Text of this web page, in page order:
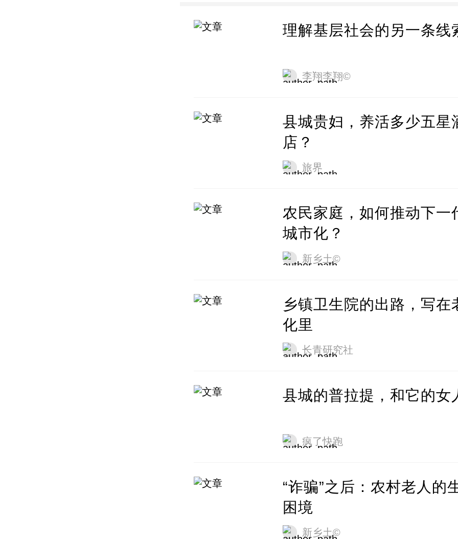
理解基层社会的另一条线
李翔李翔©
县城贵妇，养活多少五星
店？
旅界
农民家庭，如何推动下一
城市化？
新乡土©
乡镇卫生院的出路，写在
化里
长青研究社
县城的普拉提，和它的女
疯了快跑
“诈骗”之后：农村老人的
困境
新乡土©